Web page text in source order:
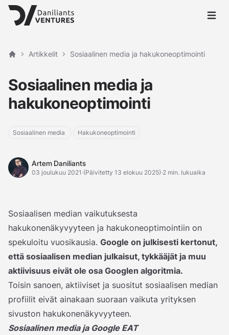
Avaa
Etusivu
Artikkelit Sosiaalinen media ja hakukoneoptimointi
Sosiaalinen media ja
hakukoneoptimointi
Sosiaalinen media Hakukoneoptimointi
Artem Daniliants
Artem Daniliants
03 joulukuu 2021 ·(Päivitetty 13 elokuu 2025)·2 min. lukuaika
Sosiaalisen median vaikutuksesta
hakukonenäkyvyyteen ja hakukoneoptimointiin on
spekuloitu vuosikausia. Google on julkisesti kertonut,
että sosiaalisen median julkaisut, tykkääjät ja muu
aktiivisuus eivät ole osa Googlen algoritmia.
Toisin sanoen, aktiiviset ja suositut sosiaalisen median
profiilit eivät ainakaan suoraan vaikuta yrityksen
sivuston hakukonenäkyvyyteen.
Sosiaalinen media ja Google EAT